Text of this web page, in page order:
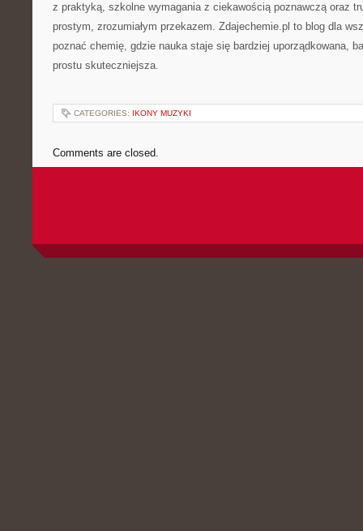
z praktyką, szkolne wymagania z ciekawością poznawczą oraz
prostym, zrozumiałym przekazem. Zdajechemie.pl to blog dla
poznać chemię, gdzie nauka staje się bardziej uporządkowana,
prostu skuteczniejsza.
CATEGORIES: IKONY MUZYKI
Comments are closed.